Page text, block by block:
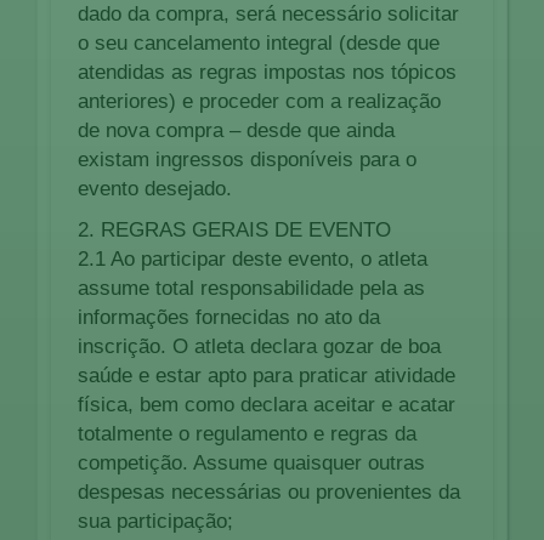
dado da compra, será necessário solicitar
o seu cancelamento integral (desde que
atendidas as regras impostas nos tópicos
anteriores) e proceder com a realização
de nova compra – desde que ainda
existam ingressos disponíveis para o
evento desejado.
2. REGRAS GERAIS DE EVENTO
2.1 Ao participar deste evento, o atleta
assume total responsabilidade pela as
informações fornecidas no ato da
inscrição. O atleta declara gozar de boa
saúde e estar apto para praticar atividade
física, bem como declara aceitar e acatar
totalmente o regulamento e regras da
competição. Assume quaisquer outras
despesas necessárias ou provenientes da
sua participação;